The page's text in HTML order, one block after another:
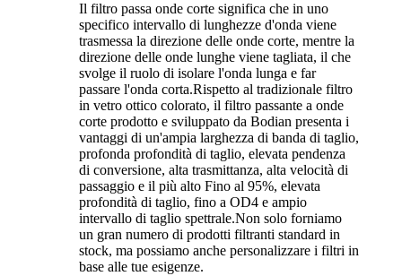
Il filtro passa onde corte significa che in uno
specifico intervallo di lunghezze d'onda viene
trasmessa la direzione delle onde corte, mentre la
direzione delle onde lunghe viene tagliata, il che
svolge il ruolo di isolare l'onda lunga e far
passare l'onda corta.Rispetto al tradizionale filtro
in vetro ottico colorato, il filtro passante a onde
corte prodotto e sviluppato da Bodian presenta i
vantaggi di un'ampia larghezza di banda di taglio,
profonda profondità di taglio, elevata pendenza
di conversione, alta trasmittanza, alta velocità di
passaggio e il più alto Fino al 95%, elevata
profondità di taglio, fino a OD4 e ampio
intervallo di taglio spettrale.Non solo forniamo
un gran numero di prodotti filtranti standard in
stock, ma possiamo anche personalizzare i filtri in
base alle tue esigenze.